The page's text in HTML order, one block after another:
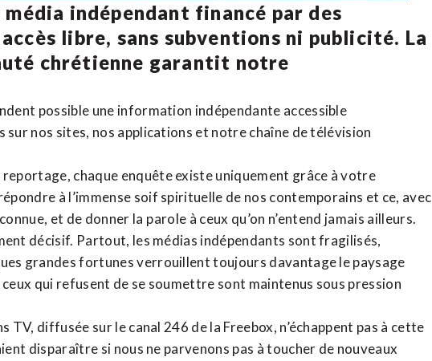
indépendant financé par des
libre, sans subventions ni publicité. La
chrétienne garantit notre
possible une information indépendante accessible
sur nos sites, nos applications et notrechaîne de télévision
chaque enquête existe uniquement grâce à votre
à l’immense soif spirituelle de nos contemporains et ce, avec
et de donner la parole à ceux qu’on n’entend jamais ailleurs.
décisif. Partout, les médias indépendants sont fragilisés,
grandes fortunes verrouillent toujours davantage le paysage
qui refusent de se soumettre sont maintenus sous pression
TV, diffusée sur le canal 246 de la Freebox, n’échappent pas à cette
disparaître si nous ne parvenons pas à toucher de nouveaux